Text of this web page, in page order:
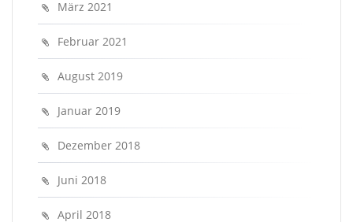
März 2021
Februar 2021
August 2019
Januar 2019
Dezember 2018
Juni 2018
April 2018